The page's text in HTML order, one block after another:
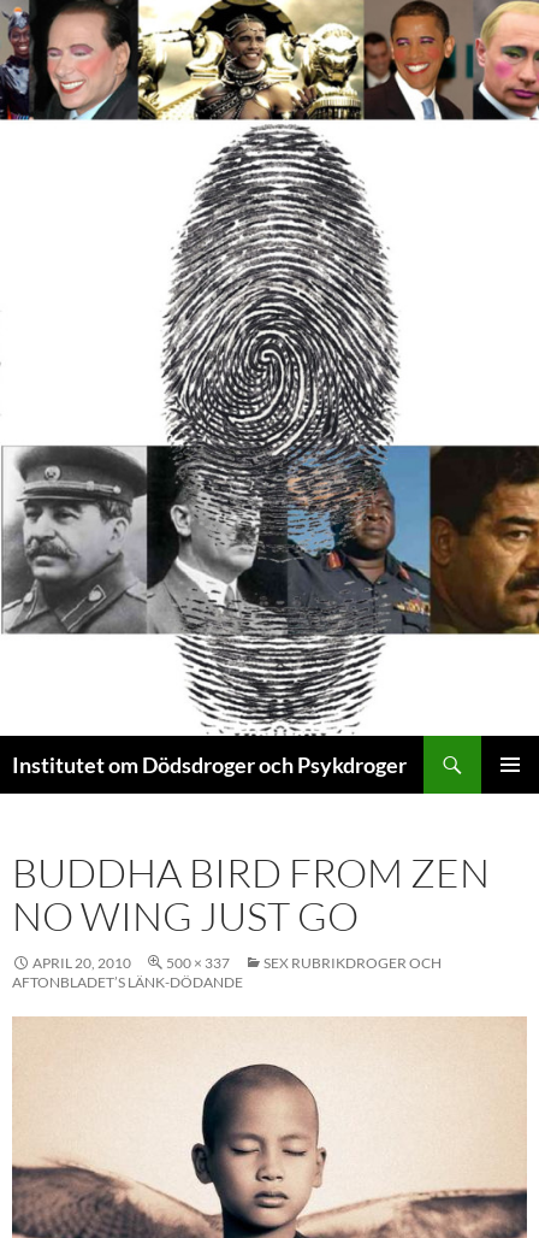
Institutet om Dödsdroger och Psykdroger
BUDDHA BIRD FROM ZEN
NO WING JUST GO
APRIL 20, 2010 500 × 337
SEX RUBRIKDROGER OCH
AFTONBLADET’S LÄNK-DÖDANDE